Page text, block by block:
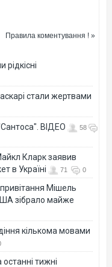
Правила коментування ! »
рідкісні
стали жертвами
ВІДЕО
58
Кларк заявив
в Україні
71 0
Мішель
зібрало майже
кількома мовами
тижні